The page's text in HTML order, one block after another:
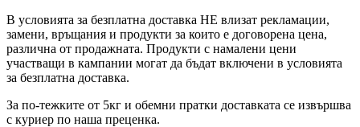
В условията за безплатна доставка НЕ влизат рекламации,
замени, връщания и продукти за които е договорена цена,
различна от продажната. Продукти с намалени цени
участващи в кампании могат да бъдат включени в условията
за безплатна доставка.
За по-тежките от 5кг и обемни пратки доставката се извършва
с куриер по наша преценка.